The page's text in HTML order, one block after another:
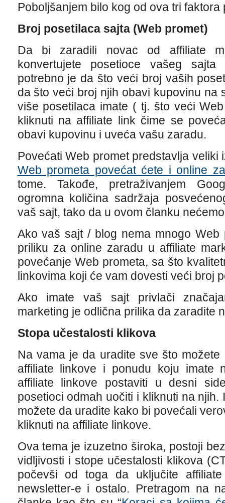
Poboljšanjem bilo kog od ova tri
Broj posetilaca sajta (Web promet)
Da bi zaradili novac od affiliate
konvertujete posetioce vašeg
potrebno je da što veći broj vaših
da što veći broj njih obavi kupovinu na
više posetilaca imate ( tj. što veći
kliknuti na affiliate link čime se
obavi kupovinu i uveća vašu zaradu.
Povećati Web promet predstavlja veliki
Web prometa povećat ćete i online
tome. Takođe, pretraživanjem
ogromna količina sadržaja
vaš sajt, tako da u ovom članku
Ako vaš sajt / blog nema mnogo Web
priliku za online zaradu u affiliate
povećanje Web prometa, sa što
linkovima koji će vam dovesti veći broj
Ako imate vaš sajt privlači
marketing je odlična prilika da zaradite
Stopa učestalosti klikova
Na vama je da uradite sve što
affiliate linkove i ponudu koju imate
affiliate linkove postaviti u desni
posetioci odmah uočiti i kliknuti na
možete da uradite kako bi povećali
kliknuti na affiliate linkove.
Ova tema je izuzetno široka, postoji
vidljivosti i stope učestalosti klikova
počevši od toga da uključite
newsletter-e i ostalo. Pretragom na